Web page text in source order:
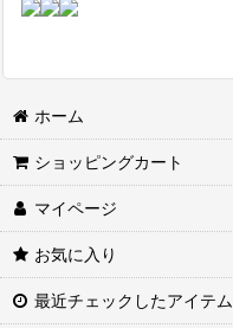
ホーム
ショッピングカート
マイページ
お気に入り
最近チェックしたアイテム